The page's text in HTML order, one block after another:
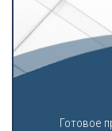
Готовое